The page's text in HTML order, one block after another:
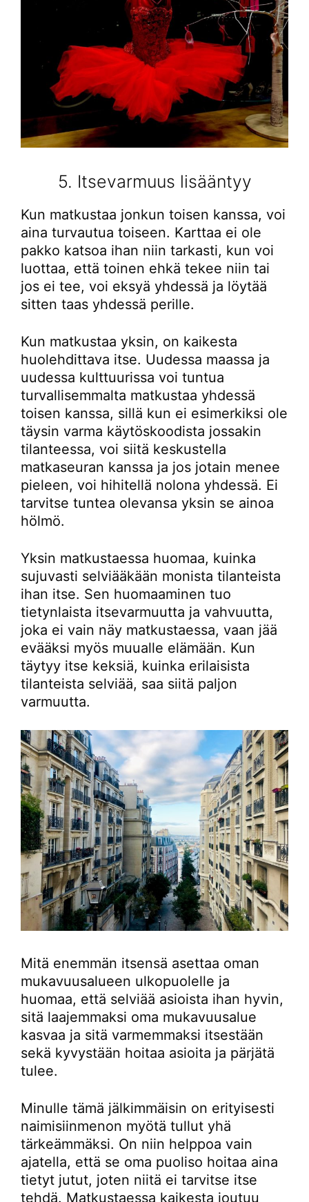
5. Itsevarmuus lisääntyy
Kun matkustaa jonkun toisen kanssa, voi
aina turvautua toiseen. Karttaa ei ole
pakko katsoa ihan niin tarkasti, kun voi
luottaa, että toinen ehkä tekee niin tai
jos ei tee, voi eksyä yhdessä ja löytää
sitten taas yhdessä perille.
Kun matkustaa yksin, on kaikesta
huolehdittava itse. Uudessa maassa ja
uudessa kulttuurissa voi tuntua
turvallisemmalta matkustaa yhdessä
toisen kanssa, sillä kun ei esimerkiksi ole
täysin varma käytöskoodista jossakin
tilanteessa, voi siitä keskustella
matkaseuran kanssa ja jos jotain menee
pieleen, voi hihitellä nolona yhdessä. Ei
tarvitse tuntea olevansa yksin se ainoa
hölmö.
Yksin matkustaessa huomaa, kuinka
sujuvasti selviääkään monista tilanteista
ihan itse. Sen huomaaminen tuo
tietynlaista itsevarmuutta ja vahvuutta,
joka ei vain näy matkustaessa, vaan jää
evääksi myös muualle elämään. Kun
täytyy itse keksiä, kuinka erilaisista
tilanteista selviää, saa siitä paljon
varmuutta.
Mitä enemmän itsensä asettaa oman
mukavuusalueen ulkopuolelle ja
huomaa, että selviää asioista ihan hyvin,
sitä laajemmaksi oma mukavuusalue
kasvaa ja sitä varmemmaksi itsestään
sekä kyvystään hoitaa asioita ja pärjätä
tulee.
Minulle tämä jälkimmäisin on erityisesti
naimisiinmenon myötä tullut yhä
tärkeämmäksi. On niin helppoa vain
ajatella, että se oma puoliso hoitaa aina
tietyt jutut, joten niitä ei tarvitse itse
tehdä. Matkustaessa kaikesta joutuu